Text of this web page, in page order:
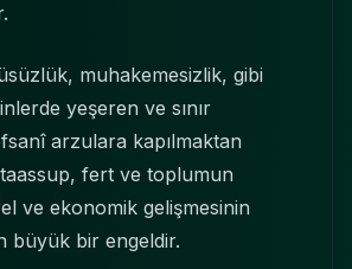
muhakemesizlik, gibi
yeşeren ve sınır
arzulara kapılmaktan
fert ve toplumun
ve ekonomik gelişmesinin
büyük bir engeldir.